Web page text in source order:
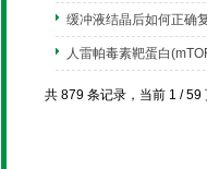
缓冲液结晶后如何正确
人雷帕毒素靶蛋白
共 879 条记录，当前 1 /